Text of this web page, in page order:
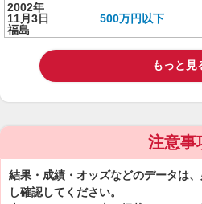
2002年
11月3日
福島
500万円以下
もっと見
注意事
結果・成績・オッズなどのデータは
し確認してください。